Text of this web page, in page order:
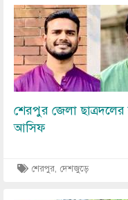
Image
শেরপুর জেলা
আসিফ
শেরপুর, দেশজুড়ে